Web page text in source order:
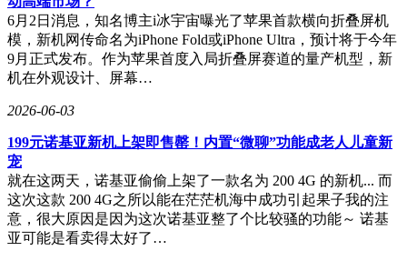
6月2日消息，知名博主i冰宇宙曝光了苹果首款横向折叠屏机
模，新机网传命名为iPhone Fold或iPhone Ultra，预计将于今年
9月正式发布。作为苹果首度入局折叠屏赛道的量产机型，新
机在外观设计、屏幕…
2026-06-03
199元诺基亚新机上架即售罄！内置“微聊”功能成老人儿童新
宠
就在这两天，诺基亚偷偷上架了一款名为 200 4G 的新机... 而
这次这款 200 4G之所以能在茫茫机海中成功引起果子我的注
意，很大原因是因为这次诺基亚整了个比较骚的功能～ 诺基
亚可能是看卖得太好了…